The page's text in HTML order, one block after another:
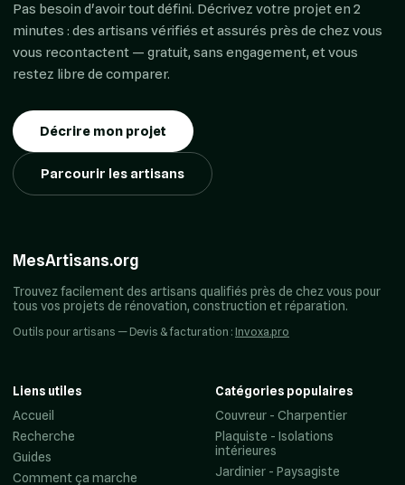
Pas besoin d'avoir tout défini. Décrivez votre projet en 2
minutes : des artisans vérifiés et assurés près de chez vous
vous recontactent — gratuit, sans engagement, et vous
restez libre de comparer.
Décrire mon projet
Parcourir les artisans
MesArtisans.org
Trouvez facilement des artisans qualifiés près de chez vous pour
tous vos projets de rénovation, construction et réparation.
Outils pour artisans — Devis & facturation : Invoxa.pro
Liens utiles
Accueil
Recherche
Guides
Comment ça marche
Catégories populaires
Couvreur - Charpentier
Plaquiste - Isolations
intérieures
Jardinier - Paysagiste